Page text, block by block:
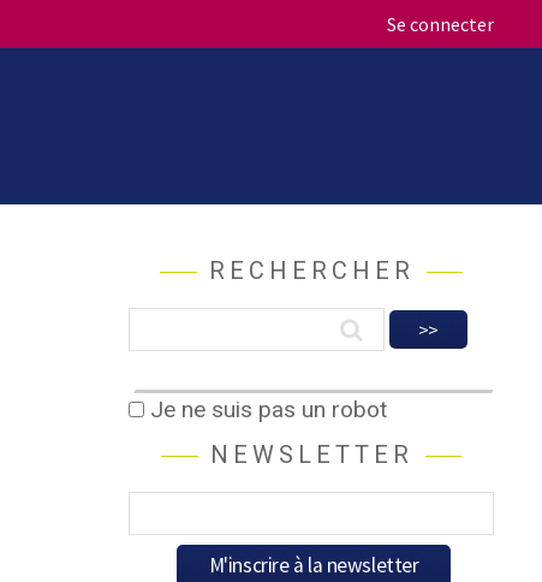
Se connecter
RECHERCHER
Je ne suis pas un robot
NEWSLETTER